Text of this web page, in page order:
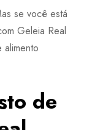
se você está
Geleia Real
de